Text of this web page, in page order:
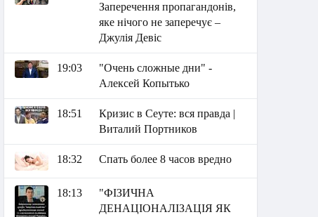
Заперечення пропагандонів,
яке нічого не заперечує –
Джулія Девіс
19:03
"Очень сложные дни" -
Алексей Копытько
18:51
Кризис в Сеуте: вся правда |
Виталий Портников
18:32 Спать более 8 часов вредно
18:13
"ФІЗИЧНА
ДЕНАЦІОНАЛІЗАЦІЯ ЯК